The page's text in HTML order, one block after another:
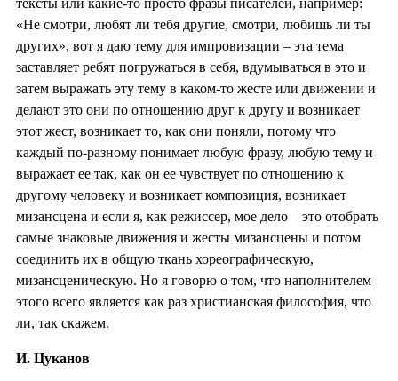
«Не смотри, любят ли тебя другие, смотри, любишь ли ты
других», вот я даю тему для импровизации – эта тема
заставляет ребят погружаться в себя, вдумываться в это и
затем выражать эту тему в каком-то жесте или движении и
делают это они по отношению друг к другу и возникает
этот жест, возникает то, как они поняли, потому что
каждый по-разному понимает любую фразу, любую тему и
выражает ее так, как он ее чувствует по отношению к
другому человеку и возникает композиция, возникает
мизансцена и если я, как режиссер, мое дело – это отобрать
самые знаковые движения и жесты мизансцены и потом
соединить их в общую ткань хореографическую,
мизансценическую. Но я говорю о том, что наполнителем
этого всего является как раз христианская философия, что
ли, так скажем.
И. Цуканов